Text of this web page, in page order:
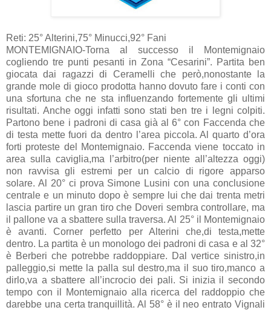
Reti: 25° Alterini,75° Minucci,92° Fani
MONTEMIGNAIO-Torna al successo il Montemignaio
cogliendo tre punti pesanti in Zona “Cesarini”. Partita ben
giocata dai ragazzi di Ceramelli che però,nonostante la
grande mole di gioco prodotta hanno dovuto fare i conti con
una sfortuna che ne sta influenzando fortemente gli ultimi
risultati. Anche oggi infatti sono stati ben tre i legni colpiti.
Partono bene i padroni di casa già al 6° con Faccenda che
di testa mette fuori da dentro l’area piccola. Al quarto d’ora
forti proteste del Montemignaio. Faccenda viene toccato in
area sulla caviglia,ma l’arbitro(per niente all’altezza oggi)
non ravvisa gli estremi per un calcio di rigore apparso
solare. Al 20° ci prova Simone Lusini con una conclusione
centrale e un minuto dopo è sempre lui che dai trenta metri
lascia partire un gran tiro che Doveri sembra controllare, ma
il pallone va a sbattere sulla traversa. Al 25° il Montemignaio
è avanti. Corner perfetto per Alterini che,di testa,mette
dentro. La partita è un monologo dei padroni di casa e al 32°
è Berberi che potrebbe raddoppiare. Dal vertice sinistro,in
palleggio,si mette la palla sul destro,ma il suo tiro,manco a
dirlo,va a sbattere all’incrocio dei pali. Si inizia il secondo
tempo con il Montemignaio alla ricerca del raddoppio che
darebbe una certa tranquillità. Al 58° è il neo entrato Vignali